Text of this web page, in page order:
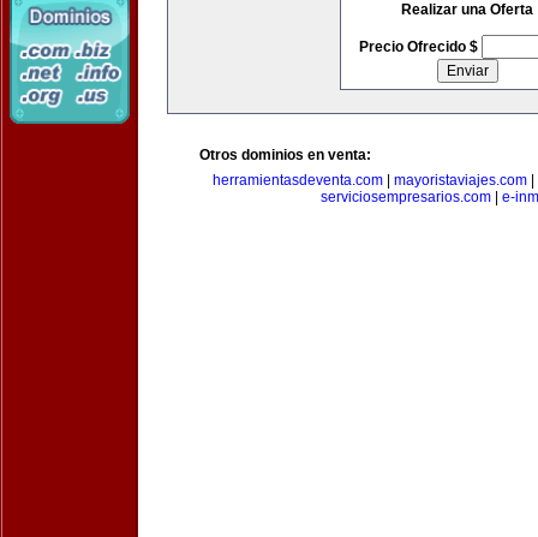
Realizar una Oferta
Precio Ofrecido $
Otros dominios en venta:
herramientasdeventa.com| mayoristaviajes.com|
serviciosempresarios.com| e-